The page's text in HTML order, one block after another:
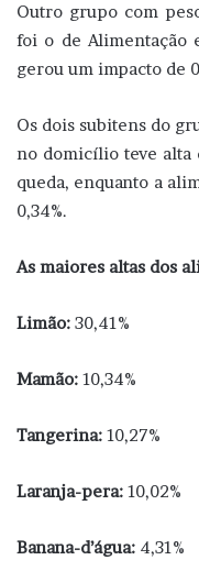
Outro grupo com
foi o de Alimentação
gerou um impacto de
Os dois subitens do
no domicílio teve alta
queda, enquanto a
0,34%.
As maiores altas dos
Limão: 30,41%
Mamão: 10,34%
Tangerina: 10,27%
Laranja-pera: 10,02%
Banana-d’água: 4,31%